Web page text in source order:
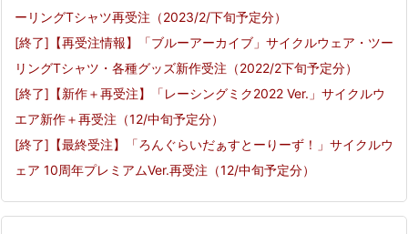
ーリングTシャツ再受注（2023/2/下旬予定分）
[終了]【再受注情報】「ブルーアーカイブ」サイクルウェア・ツー
リングTシャツ・各種グッズ新作受注（2022/2下旬予定分）
[終了]【新作＋再受注】「レーシングミク2022 Ver.」サイクルウ
エア新作＋再受注（12/中旬予定分）
[終了]【最終受注】「ろんぐらいだぁすとーりーず！」サイクルウ
ェア 10周年プレミアムVer.再受注（12/中旬予定分）